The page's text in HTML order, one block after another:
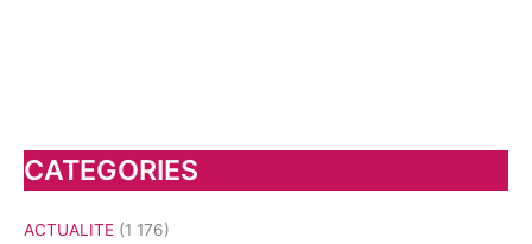
CATEGORIES
ACTUALITE (1 176)